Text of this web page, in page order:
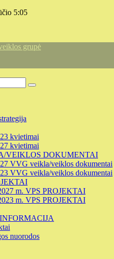
5:05
grupė
kvietimai
kvietimai
VEIKLOS DOKUMENTAI
VVG veikla/veiklos dokumentai
VVG veikla/veiklos dokumentai
m. VPS PROJEKTAI
m. VPS PROJEKTAI
nuorodos